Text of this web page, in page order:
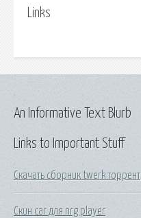
Links
Links to Important Stuff
Скачать сборник twerk торрент
Скин car для nrg player
An Informative Text Blurb